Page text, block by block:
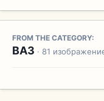
FROM THE CATEGORY:
ВАЗ · 81